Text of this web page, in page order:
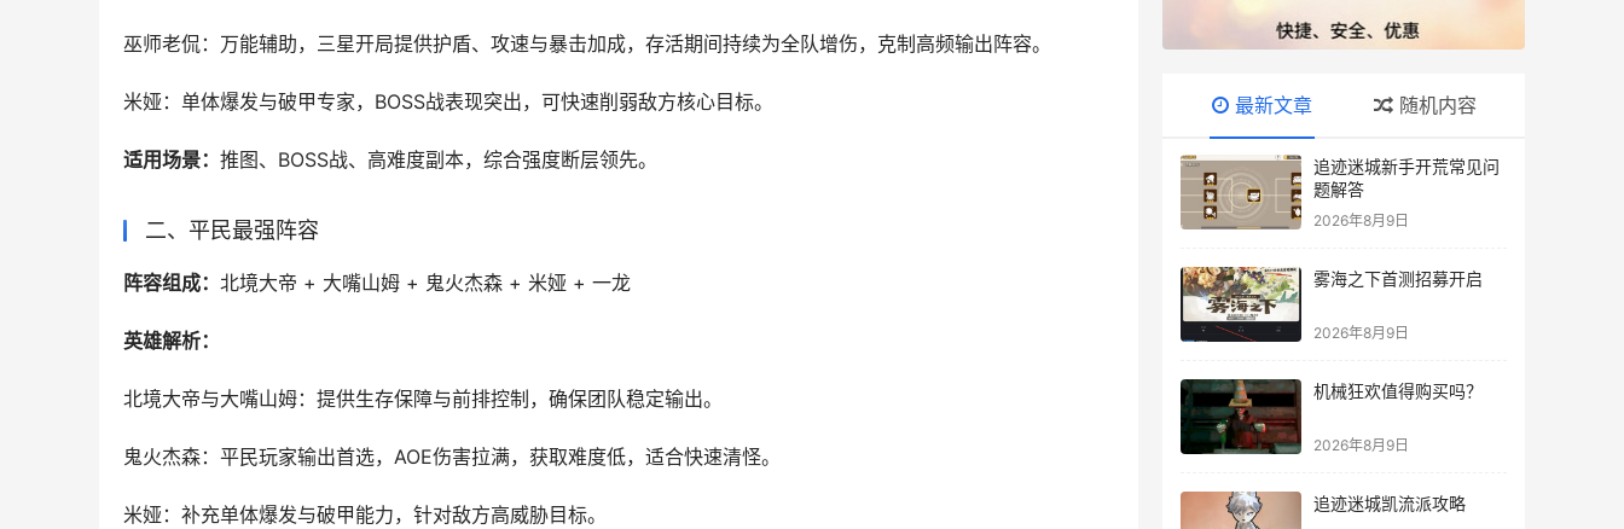
‌巫师老侃‌：万能辅助，三星开局提供护盾、攻速与暴击加成，存活期间持续为全队增伤，克制高频输出阵容。
‌米娅‌：单体爆发与破甲专家，BOSS战表现突出，可快速削弱敌方核心目标。
‌适用场景‌： 推图、BOSS战、高难度副本，综合强度断层领先。
‌二、平民最强阵容‌
‌阵容组成‌： 北境大帝 + 大嘴山姆 + 鬼火杰森 + 米娅 + 一龙
英雄解析：
北境大帝‌与‌大嘴山姆‌：提供生存保障与前排控制，确保团队稳定输出。
‌鬼火杰森‌：平民玩家输出首选，AOE伤害拉满，获取难度低，适合快速清怪。
‌米娅‌：补充单体爆发与破甲能力，针对敌方高威胁目标。
最新文章 随机内容
追迹迷城新手开荒常见问
题解答
2026年8月9日
雾海之下首测招募开启
2026年8月9日
机械狂欢值得购买吗？
2026年8月9日
追迹迷城凯流派攻略